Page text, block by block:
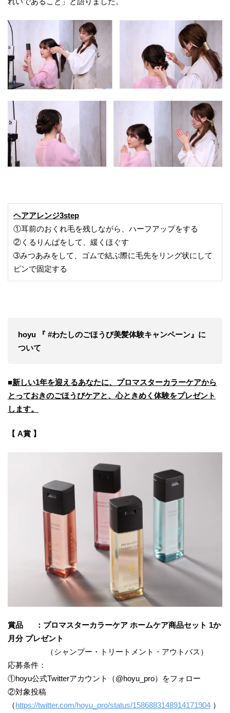
ヘアアレンジ3step
①耳前のおくれ毛を残しながら、ハーフアップをする
②くるりんぱをして、緩くほぐす
➂みつあみをして、ゴムで結ぶ際に毛先をリング状にして
ピンで固定する
hoyu 『 #わたしのごほうび美髪体験キャンペーン』に
ついて
■新しい1年を迎えるあなたに、プロマスターカラーケアから
とっておきのごほうびケアと、心ときめく体験をプレゼント
します。
【 A賞 】
賞品 ：プロマスターカラーケア ホームケア商品セット 1か
月分 プレゼント
（シャンプー・トリートメント・アウトバス）
応募条件：
①hoyu公式Twitterアカウント（@hoyu_pro）をフォロー
②対象投稿
（https://twitter.com/hoyu_pro/status/1586883148914171904 ）